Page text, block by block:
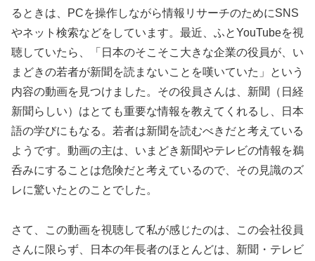
るときは、PCを操作しながら情報リサーチのためにSNS
やネット検索などをしています。最近、ふとYouTubeを視
聴していたら、「日本のそこそこ大きな企業の役員が、い
まどきの若者が新聞を読まないことを嘆いていた」という
内容の動画を見つけました。その役員さんは、新聞（日経
新聞らしい）はとても重要な情報を教えてくれるし、日本
語の学びにもなる。若者は新聞を読むべきだと考えている
ようです。動画の主は、いまどき新聞やテレビの情報を鵜
呑みにすることは危険だと考えているので、その見識のズ
レに驚いたとのことでした。
さて、この動画を視聴して私が感じたのは、この会社役員
さんに限らず、日本の年長者のほとんどは、新聞・テレビ